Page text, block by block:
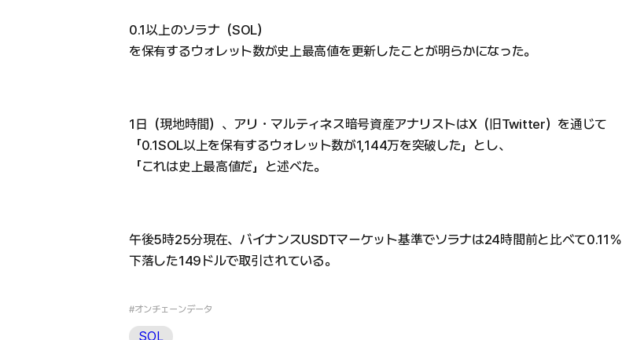
0.1以上のソラナ（SOL）
を保有するウォレット数が史上最高値を更新したことが明らかになった。
1日（現地時間）、アリ・マルティネス暗号資産アナリストはX（旧Twitter）を通じて
「0.1SOL以上を保有するウォレット数が1,144万を突破した」とし、
「これは史上最高値だ」と述べた。
午後5時25分現在、バイナンスUSDTマーケット基準でソラナは24時間前と比べて0.11％
下落した149ドルで取引されている。
#オンチェーンデータ
SOL